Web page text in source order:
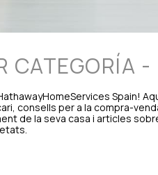
CATEGORÍA -
Spain!
consells per a la compra-
de la seva casa i articles